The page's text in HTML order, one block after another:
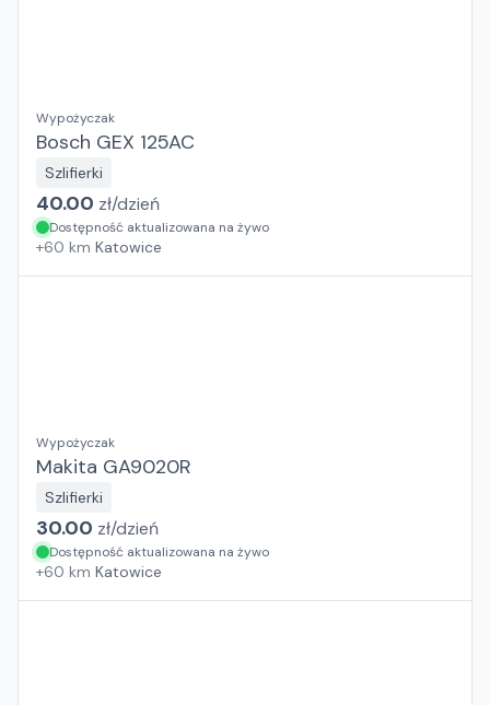
Wypożyczak
Bosch GEX 125AC
Szlifierki
40.00 zł/dzień
Dostępność aktualizowana na żywo
+60 km Katowice
Wypożyczak
Makita GA9020R
Szlifierki
30.00 zł/dzień
Dostępność aktualizowana na żywo
+60 km Katowice